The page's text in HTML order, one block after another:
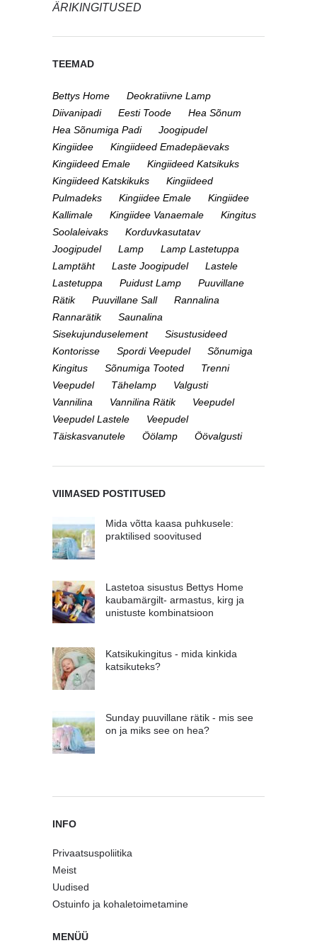
ÄRIKINGITUSED
TEEMAD
Bettys Home
Deokratiivne Lamp
Diivanipadi
Eesti Toode
Hea Sõnum
Hea Sõnumiga Padi
Joogipudel
Kingiidee
Kingiideed Emadepäevaks
Kingiideed Emale
Kingiideed Katsikuks
Kingiideed Katskikuks
Kingiideed
Pulmadeks
Kingiidee Emale
Kingiidee
Kallimale
Kingiidee Vanaemale
Kingitus
Soolaleivaks
Korduvkasutatav
Joogipudel
Lamp
Lamp Lastetuppa
Lamptäht
Laste Joogipudel
Lastele
Lastetuppa
Puidust Lamp
Puuvillane
Rätik
Puuvillane Sall
Rannalina
Rannarätik
Saunalina
Sisekujunduselement
Sisustusideed
Kontorisse
Spordi Veepudel
Sõnumiga
Kingitus
Sõnumiga Tooted
Trenni
Veepudel
Tähelamp
Valgusti
Vannilina
Vannilina Rätik
Veepudel
Veepudel Lastele
Veepudel
Täiskasvanutele
Öölamp Öövalgusti
VIIMASED POSTITUSED
Mida võtta kaasa puhkusele:
praktilised soovitused
Lastetoa sisustus Bettys Home
kaubamärgilt- armastus, kirg ja
unistuste kombinatsioon
Katsikukingitus - mida kinkida
katsikuteks?
Sunday puuvillane rätik - mis see
on ja miks see on hea?
INFO
Privaatsuspoliitika
Meist
Uudised
Ostuinfo ja kohaletoimetamine
MENÜÜ